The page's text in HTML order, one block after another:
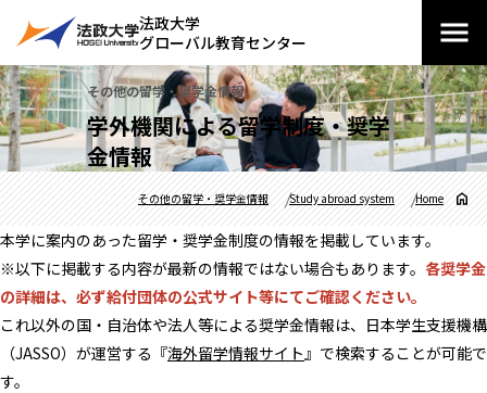
法政大学
グローバル教育センター
その他の留学・奨学金情報
学外機関による留学制度・奨学
金情報
Home
Study abroad system
その他の留学・奨学金情報
本学に案内のあった留学・奨学金制度の情報を掲載しています。
※以下に掲載する内容が最新の情報ではない場合もあります。 各奨学金
の詳細は、必ず給付団体の公式サイト等にてご確認ください。
これ以外の国・自治体や法人等による奨学金情報は、日本学生支援機構
（JASSO）が運営する『海外留学情報サイト』で検索することが可能で
す。